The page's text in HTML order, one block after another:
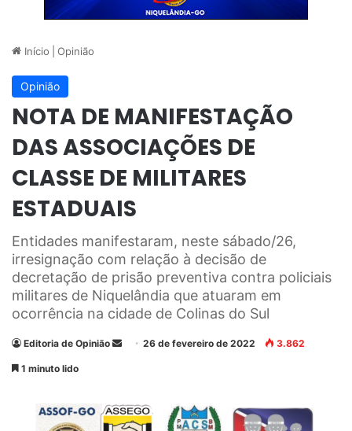
Início Opinião
Opinião
NOTA DE MANIFESTAÇÃO
DAS ASSOCIAÇÕES DE
CLASSE DE MILITARES
ESTADUAIS
Entidades manifestaram, neste sábado/26,
irresignação com relação à decisão de
decretação de prisão preventiva contra policiais
militares de Niquelândia que atuaram em
ocorrência na cidade de Colinas do Sul
Editoria de Opinião
e
26 de fevereiro de 2022 3.862
1 minuto lido